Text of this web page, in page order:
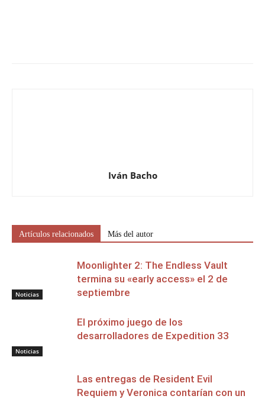
Iván Bacho
Artículos relacionados Más del autor
Noticias
Moonlighter 2: The Endless Vault
termina su «early access» el 2 de
septiembre
Noticias
El próximo juego de los
desarrolladores de Expedition 33
Las entregas de Resident Evil
Requiem y Veronica contarían con un